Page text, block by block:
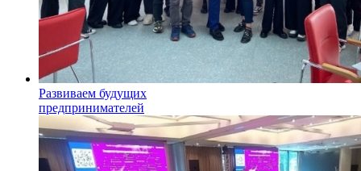
Развиваем будущих
предпринимателей